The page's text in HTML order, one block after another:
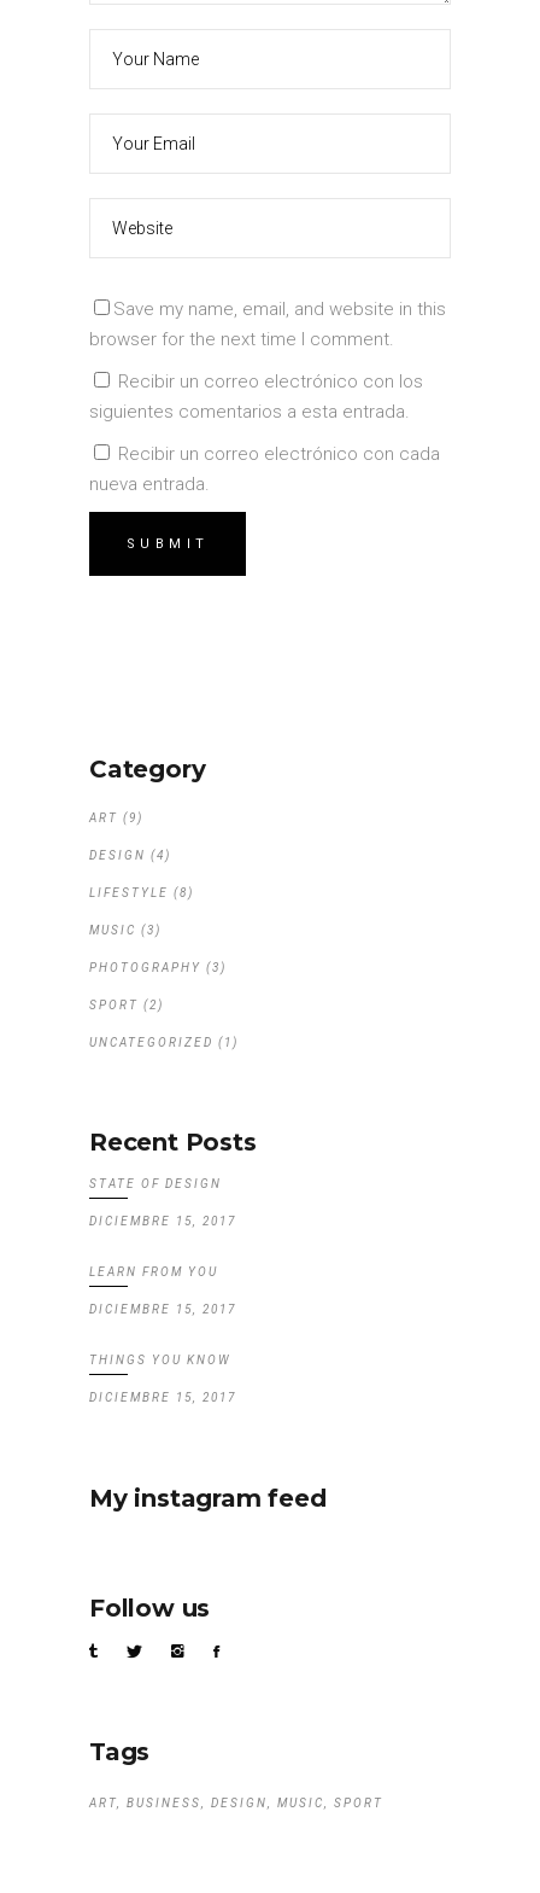
Save my name, email, and website in this
browser for the next time I comment.
Recibir un correo electrónico con los
siguientes comentarios a esta entrada.
Recibir un correo electrónico con cada
nueva entrada.
Category
ART (9)
DESIGN (4)
LIFESTYLE (8)
MUSIC (3)
PHOTOGRAPHY (3)
SPORT (2)
UNCATEGORIZED (1)
Recent Posts
STATE OF DESIGN
DICIEMBRE 15, 2017
LEARN FROM YOU
DICIEMBRE 15, 2017
THINGS YOU KNOW
DICIEMBRE 15, 2017
My instagram feed
Follow us
Tags
ART BUSINESS DESIGN MUSIC SPORT